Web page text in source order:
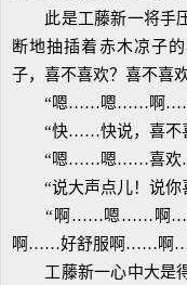
此是工藤新一将手压
断地抽插着赤木凉子
子，喜不喜欢？喜不喜
“嗯……嗯……啊
“快……快说，喜不
“嗯……嗯……喜欢
“说大声点儿！说你
“啊……嗯……啊……
啊……好舒服啊……
工藤新一心中大是得